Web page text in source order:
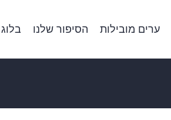
ערים מובילות הסיפור שלנו בלוג